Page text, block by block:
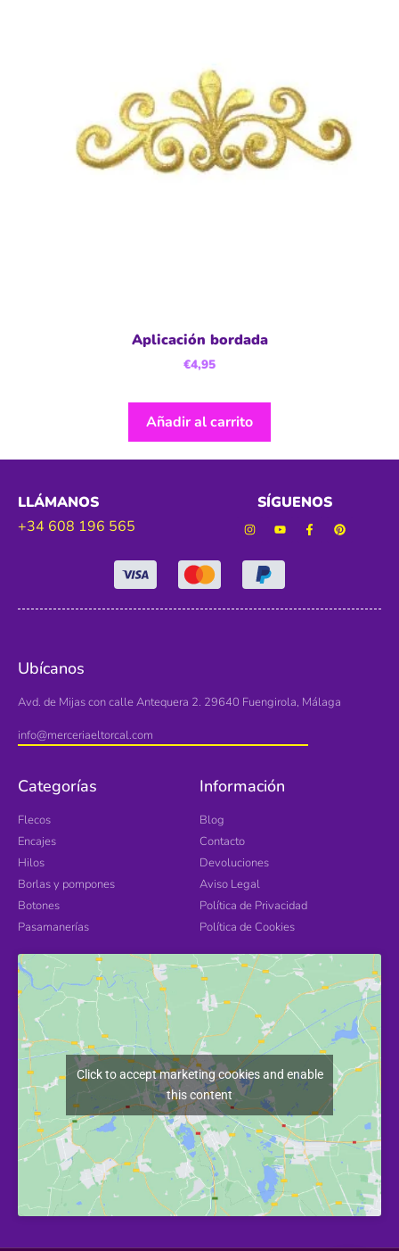
Aplicación bordada
€4,95
Añadir al carrito
LLÁMANOS
+34 608 196 565
SÍGUENOS
Ubícanos
Avd. de Mijas con calle Antequera 2. 29640 Fuengirola, Málaga
info@merceriaeltorcal.com
Categorías
Flecos
Encajes
Hilos
Borlas y pompones
Botones
Pasamanerías
Información
Blog
Contacto
Devoluciones
Aviso Legal
Política de Privacidad
Política de Cookies
Click to accept marketing cookies and enable
this content